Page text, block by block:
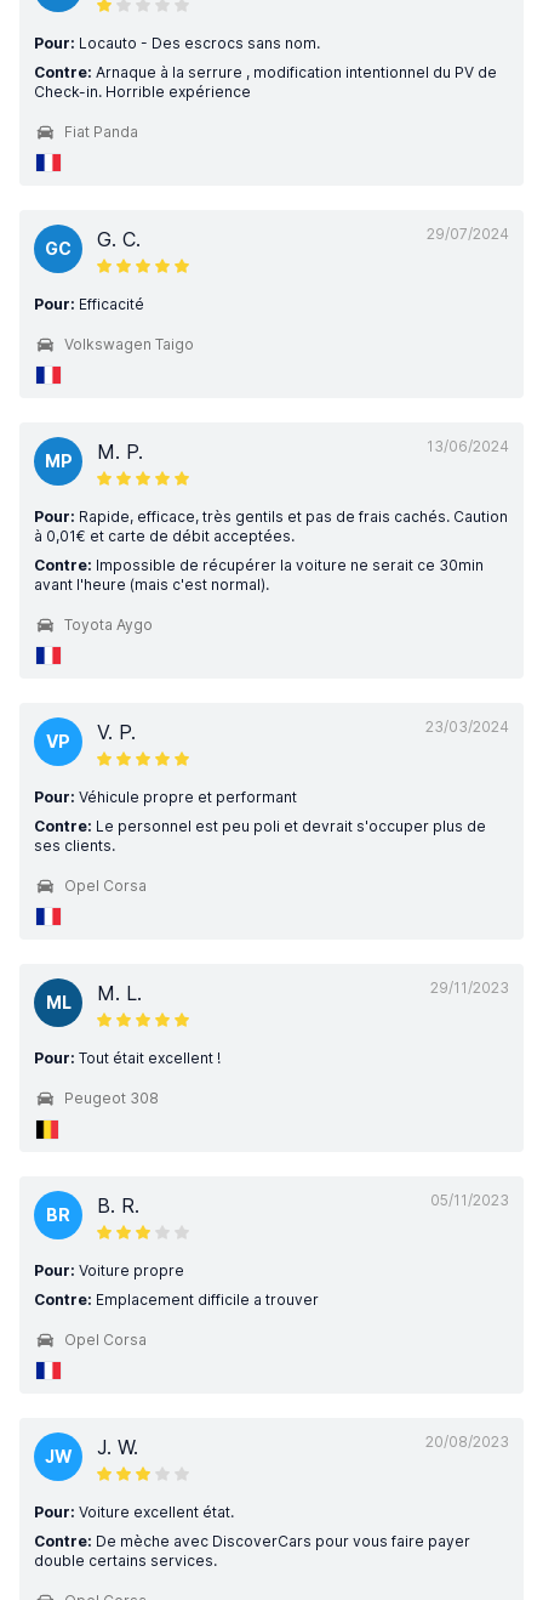
Pour: Locauto - Des escrocs sans nom.
Contre: Arnaque à la serrure , modification intentionnel du PV de
Check-in. Horrible expérience
Fiat Panda
29/07/2024
GC G. C.
Pour: Efficacité
Volkswagen Taigo
13/06/2024
MP M. P.
Pour: Rapide, efficace, très gentils et pas de frais cachés. Caution
à 0,01€ et carte de débit acceptées.
Contre: Impossible de récupérer la voiture ne serait ce 30min
avant l'heure (mais c'est normal).
Toyota Aygo
23/03/2024
VP V. P.
Pour: Véhicule propre et performant
Contre: Le personnel est peu poli et devrait s'occuper plus de
ses clients.
Opel Corsa
29/11/2023
ML M. L.
Pour: Tout était excellent !
Peugeot 308
05/11/2023
BR B. R.
Pour: Voiture propre
Contre: Emplacement difficile a trouver
Opel Corsa
20/08/2023
JW J. W.
Pour: Voiture excellent état.
Contre: De mèche avec DiscoverCars pour vous faire payer
double certains services.